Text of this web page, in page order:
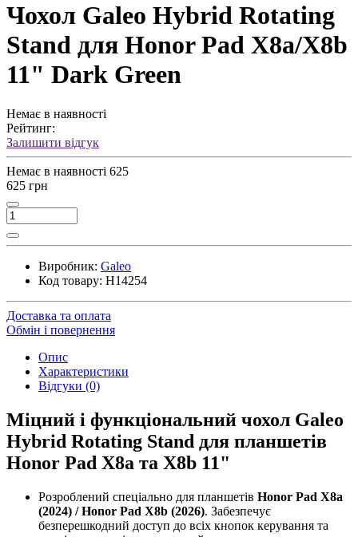
Чохол Galeo Hybrid Rotating
Stand для Honor Pad X8a/X8b
11" Dark Green
Немає в наявності
Рейтинг:
Залишити відгук
Немає в наявності 625
625 грн
Виробник: Galeo
Код товару: H14254
Доставка та оплата
Обмін і повернення
Опис
Характеристики
Відгуки (0)
Міцний і функціональний чохол Galeo
Hybrid Rotating Stand для планшетів
Honor Pad X8a та X8b 11"
Розроблений спеціально для планшетів Honor Pad X8a
(2024) / Honor Pad X8b (2026). Забезпечує
безперешкодний доступ до всіх кнопок керування та